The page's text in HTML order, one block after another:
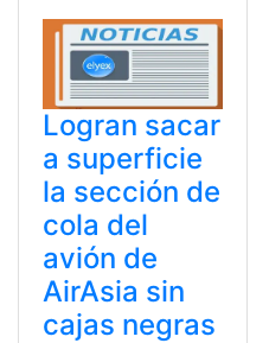
Logran sacar
a superficie
la sección de
cola del
avión de
AirAsia sin
cajas negras